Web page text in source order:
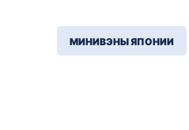
МИНИВЭНЫ ЯПОНИИ